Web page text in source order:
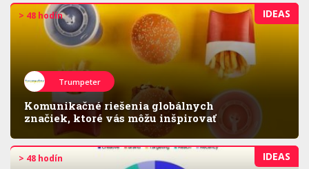
IDEAS
> 48 hodín
Trumpeter
Komunikačné riešenia globálnych
značiek, ktoré vás môžu inšpirovať
IDEAS
> 48 hodín